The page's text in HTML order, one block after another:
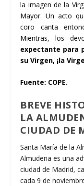
la imagen de la
Mayor. Un acto
coro canta
Mientras, los
expectante para
su Virgen, ¡la
Fuente: COPE.
BREVE
LA
CIUDAD DE
Santa María de la
Almudena es una
ciudad de Madrid,
cada 9 de